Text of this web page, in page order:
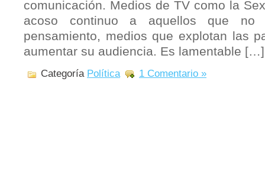
comunicación. Medios de TV como la
acoso continuo a aquellos que
pensamiento, medios que explotan las
aumentar su audiencia. Es lamentable […]
Categoría Política 1 Comentario »